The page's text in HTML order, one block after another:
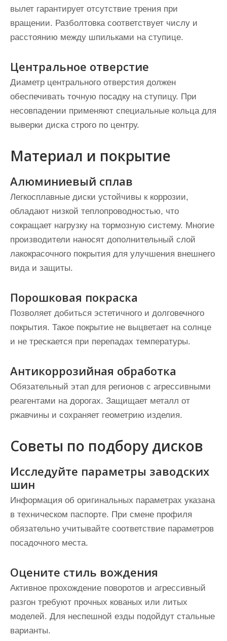
вылет гарантирует отсутствие трения при
вращении. Разболтовка соответствует числу и
расстоянию между шпильками на ступице.
Центральное отверстие
Диаметр центрального отверстия должен
обеспечивать точную посадку на ступицу. При
несовпадении применяют специальные кольца для
выверки диска строго по центру.
Материал и покрытие
Алюминиевый сплав
Легкосплавные диски устойчивы к коррозии,
обладают низкой теплопроводностью, что
сокращает нагрузку на тормозную систему. Многие
производители наносят дополнительный слой
лакокрасочного покрытия для улучшения внешнего
вида и защиты.
Порошковая покраска
Позволяет добиться эстетичного и долговечного
покрытия. Такое покрытие не выцветает на солнце
и не трескается при перепадах температуры.
Антикоррозийная обработка
Обязательный этап для регионов с агрессивными
реагентами на дорогах. Защищает металл от
ржавчины и сохраняет геометрию изделия.
Советы по подбору дисков
Исследуйте параметры заводских
шин
Информация об оригинальных параметрах указана
в техническом паспорте. При смене профиля
обязательно учитывайте соответствие параметров
посадочного места.
Оцените стиль вождения
Активное прохождение поворотов и агрессивный
разгон требуют прочных кованых или литых
моделей. Для неспешной езды подойдут стальные
варианты.